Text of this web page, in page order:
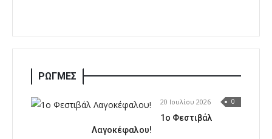
ΡΩΓΜΕΣ
20 Ιουλίου 2026 0
1o Φεστιβάλ
Λαγοκέφαλου!